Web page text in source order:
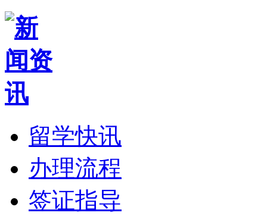
留学快讯
办理流程
签证指导